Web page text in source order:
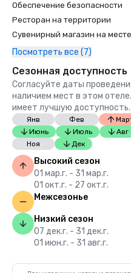
Обеспечение безопасности
Ресторан на территории
Сувенирный магазин на месте
Посмотреть все (7)
Сезонная доступность
Согласуйте даты
наличием мест в этом
имеет лучшую доступность.
Янв Фев
Июнь
Июль Авг
Ноя
Дек
Высокий сезон
01 мар.г. - 31 мар.г.
01 окт.г. - 27 окт.г.
Межсезонье
Низкий сезон
07 дек.г. - 31 дек.г.
01 июн.г. - 31 авг.г.